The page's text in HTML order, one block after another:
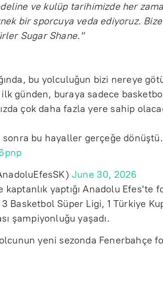
ve kulüp tarihimizde her
bir sporcuya veda ediyoruz. Bize
Sugar Shane."
bu yolculuğun bizi nereye
günden, buraya sadece
çok daha fazla yere sahip
bu hayaller gerçeğe
June 30, 2026
kaptanlık yaptığı Anadolu Efes'te
Basketbol Süper Ligi, 1 Türkiye
şampiyonluğu yaşadı.
yeni sezonda Fenerbahçe